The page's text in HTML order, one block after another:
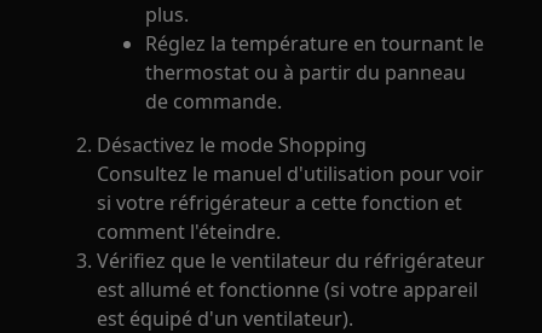
plus.
Réglez la température en tournant le
thermostat ou à partir du panneau
de commande.
Désactivez le mode Shopping
Consultez le manuel d'utilisation pour voir
si votre réfrigérateur a cette fonction et
comment l'éteindre.
Vérifiez que le ventilateur du réfrigérateur
est allumé et fonctionne (si votre appareil
est équipé d'un ventilateur).